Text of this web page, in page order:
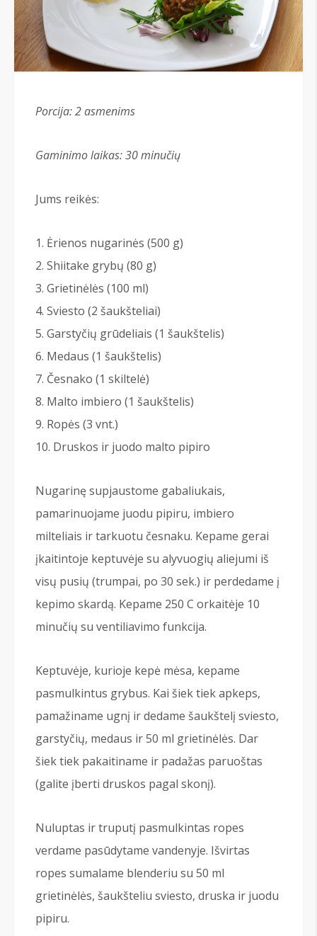
Porcija: 2 asmenims
Gaminimo laikas:30 minučių
Jums reikės:
Ėrienos nugarinės (500 g)
Shiitake grybų (80 g)
Grietinėlės (100 ml)
Sviesto (2 šaukšteliai)
Garstyčių grūdeliais (1 šaukštelis)
Medaus (1 šaukštelis)
Česnako (1 skiltelė)
Malto imbiero (1 šaukštelis)
Ropės (3 vnt.)
Druskos ir juodo malto pipiro
Nugarinę supjaustome gabaliukais,
pamarinuojame juodu pipiru, imbiero
milteliais ir tarkuotu česnaku. Kepame gerai
įkaitintoje keptuvėje su alyvuogių aliejumi iš
visų pusių (trumpai, po 30 sek.) ir perdedame į
kepimo skardą. Kepame 250 C orkaitėje 10
minučių su ventiliavimo funkcija.
Keptuvėje, kurioje kepė mėsa, kepame
pasmulkintus grybus. Kai šiek tiek apkeps,
pamažiname ugnį ir dedame šaukštelį sviesto,
garstyčių, medaus ir 50 ml grietinėlės. Dar
šiek tiek pakaitiname ir padažas paruoštas
(galite įberti druskos pagal skonį).
Nuluptas ir truputį pasmulkintas ropes
verdame pasūdytame vandenyje. Išvirtas
ropes sumalame blenderiu su 50 ml
grietinėlės, šaukšteliu sviesto, druska ir juodu
pipiru.